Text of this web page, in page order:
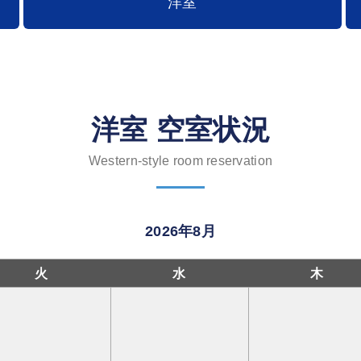
洋室 空室状況
Western-style room reservation
2026年8月
火 水 木